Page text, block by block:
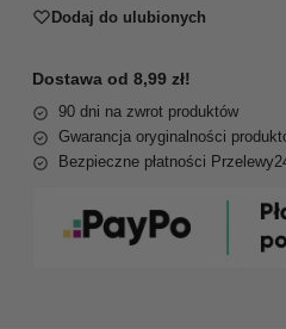
Dodaj do ulubionych
Dostawa od 8,99 zł!
90 dni na zwrot produktów
Gwarancja oryginalności
Bezpieczne płatności